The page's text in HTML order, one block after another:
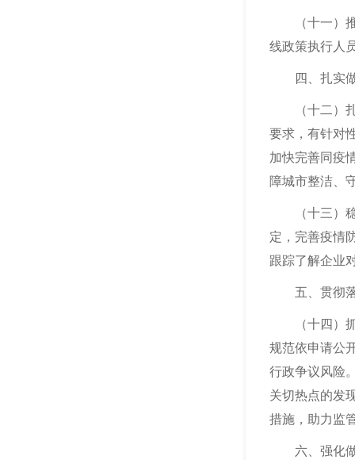
（十一）推
线政策执行人
四、扎实做
（十二）扎
要求，有针对
加快完善同疫
障城市整洁、
（十三）稳
定，完善疫情
跟踪了解企业
五、贯彻落
（十四）抓
规范依申请公
行政争议风险
关切热点的发
措施，助力监
六、强化做